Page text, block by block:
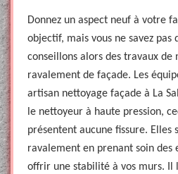
Donnez un aspect neuf à votre
objectif, mais vous ne savez pas
conseillons alors des travaux de
ravalement de façade. Les
artisan nettoyage façade à La
le nettoyeur à haute pression,
présentent aucune fissure. Elles
ravalement en prenant soin des
offrir une stabilité à vos murs. Il